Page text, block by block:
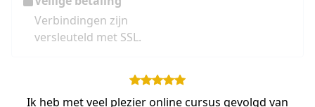
Verbindingen zijn
versleuteld met SSL.
Ik heb met veel plezier online cursus gevolgd van